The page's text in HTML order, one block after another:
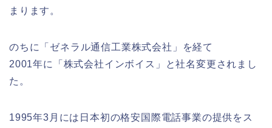
まります。
のちに「ゼネラル通信工業株式会社」を経て
2001年に「株式会社インボイス」と社名変更されまし
た。
1995年3月には日本初の格安国際電話事業の提供をス